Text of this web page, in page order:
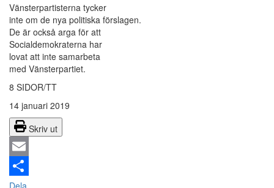
Vänsterpartisterna tycker
inte om de nya politiska förslagen.
De är också arga för att
Socialdemokraterna har
lovat att inte samarbeta
med Vänsterpartiet.
8 SIDOR/TT
14 januari 2019
Skriv ut
Email
Dela